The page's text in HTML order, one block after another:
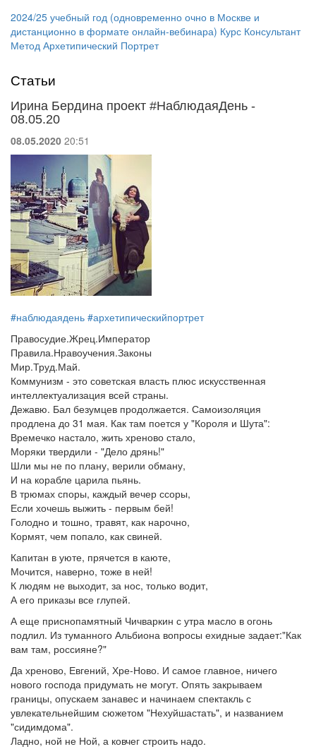
2024/25 учебный год (одновременно очно в Москве и
дистанционно в формате онлайн-вебинара) Курс Консультант
Метод Архетипический Портрет
Статьи
Ирина Бердина проект #НаблюдаяДень -
08.05.20
08.05.2020 20:51
#наблюдаядень #архетипическийпортрет
Правосудие.Жрец.Император
Правила.Нравоучения.Законы
Мир.Труд.Май.
Коммунизм - это советская власть плюс искусственная
интеллектуализация всей страны.
Дежавю. Бал безумцев продолжается. Самоизоляция
продлена до 31 мая. Как там поется у "Короля и Шута":
Времечко настало, жить хреново стало,
Моряки твердили - "Дело дрянь!"
Шли мы не по плану, верили обману,
И на корабле царила пьянь.
В трюмах споры, каждый вечер ссоры,
Если хочешь выжить - первым бей!
Голодно и тошно, травят, как нарочно,
Кормят, чем попало, как свиней.
Капитан в уюте, прячется в каюте,
Мочится, наверно, тоже в ней!
К людям не выходит, за нос, только водит,
А его приказы все глупей.
А еще приснопамятный Чичваркин с утра масло в огонь
подлил. Из туманного Альбиона вопросы ехидные задает:"Как
вам там, россияне?"
Да хреново, Евгений, Хре-Ново. И самое главное, ничего
нового господа придумать не могут. Опять закрываем
границы, опускаем занавес и начинаем спектакль с
увлекательнейшим сюжетом "Нехуйшастать", и названием
"сидимдома".
Ладно, ной не Ной, а ковчег строить надо.